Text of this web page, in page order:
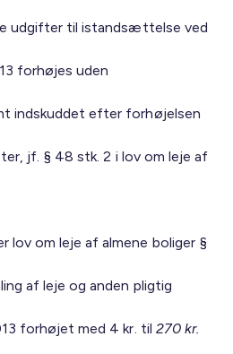
til istandsættelse ved
forhøjes uden
efter forhøjelsen
jf. § 48 stk. 2 i lov om leje af
lov om leje af almene boliger §
af leje og anden pligtig
forhøjet med 4 kr. til 270 kr.